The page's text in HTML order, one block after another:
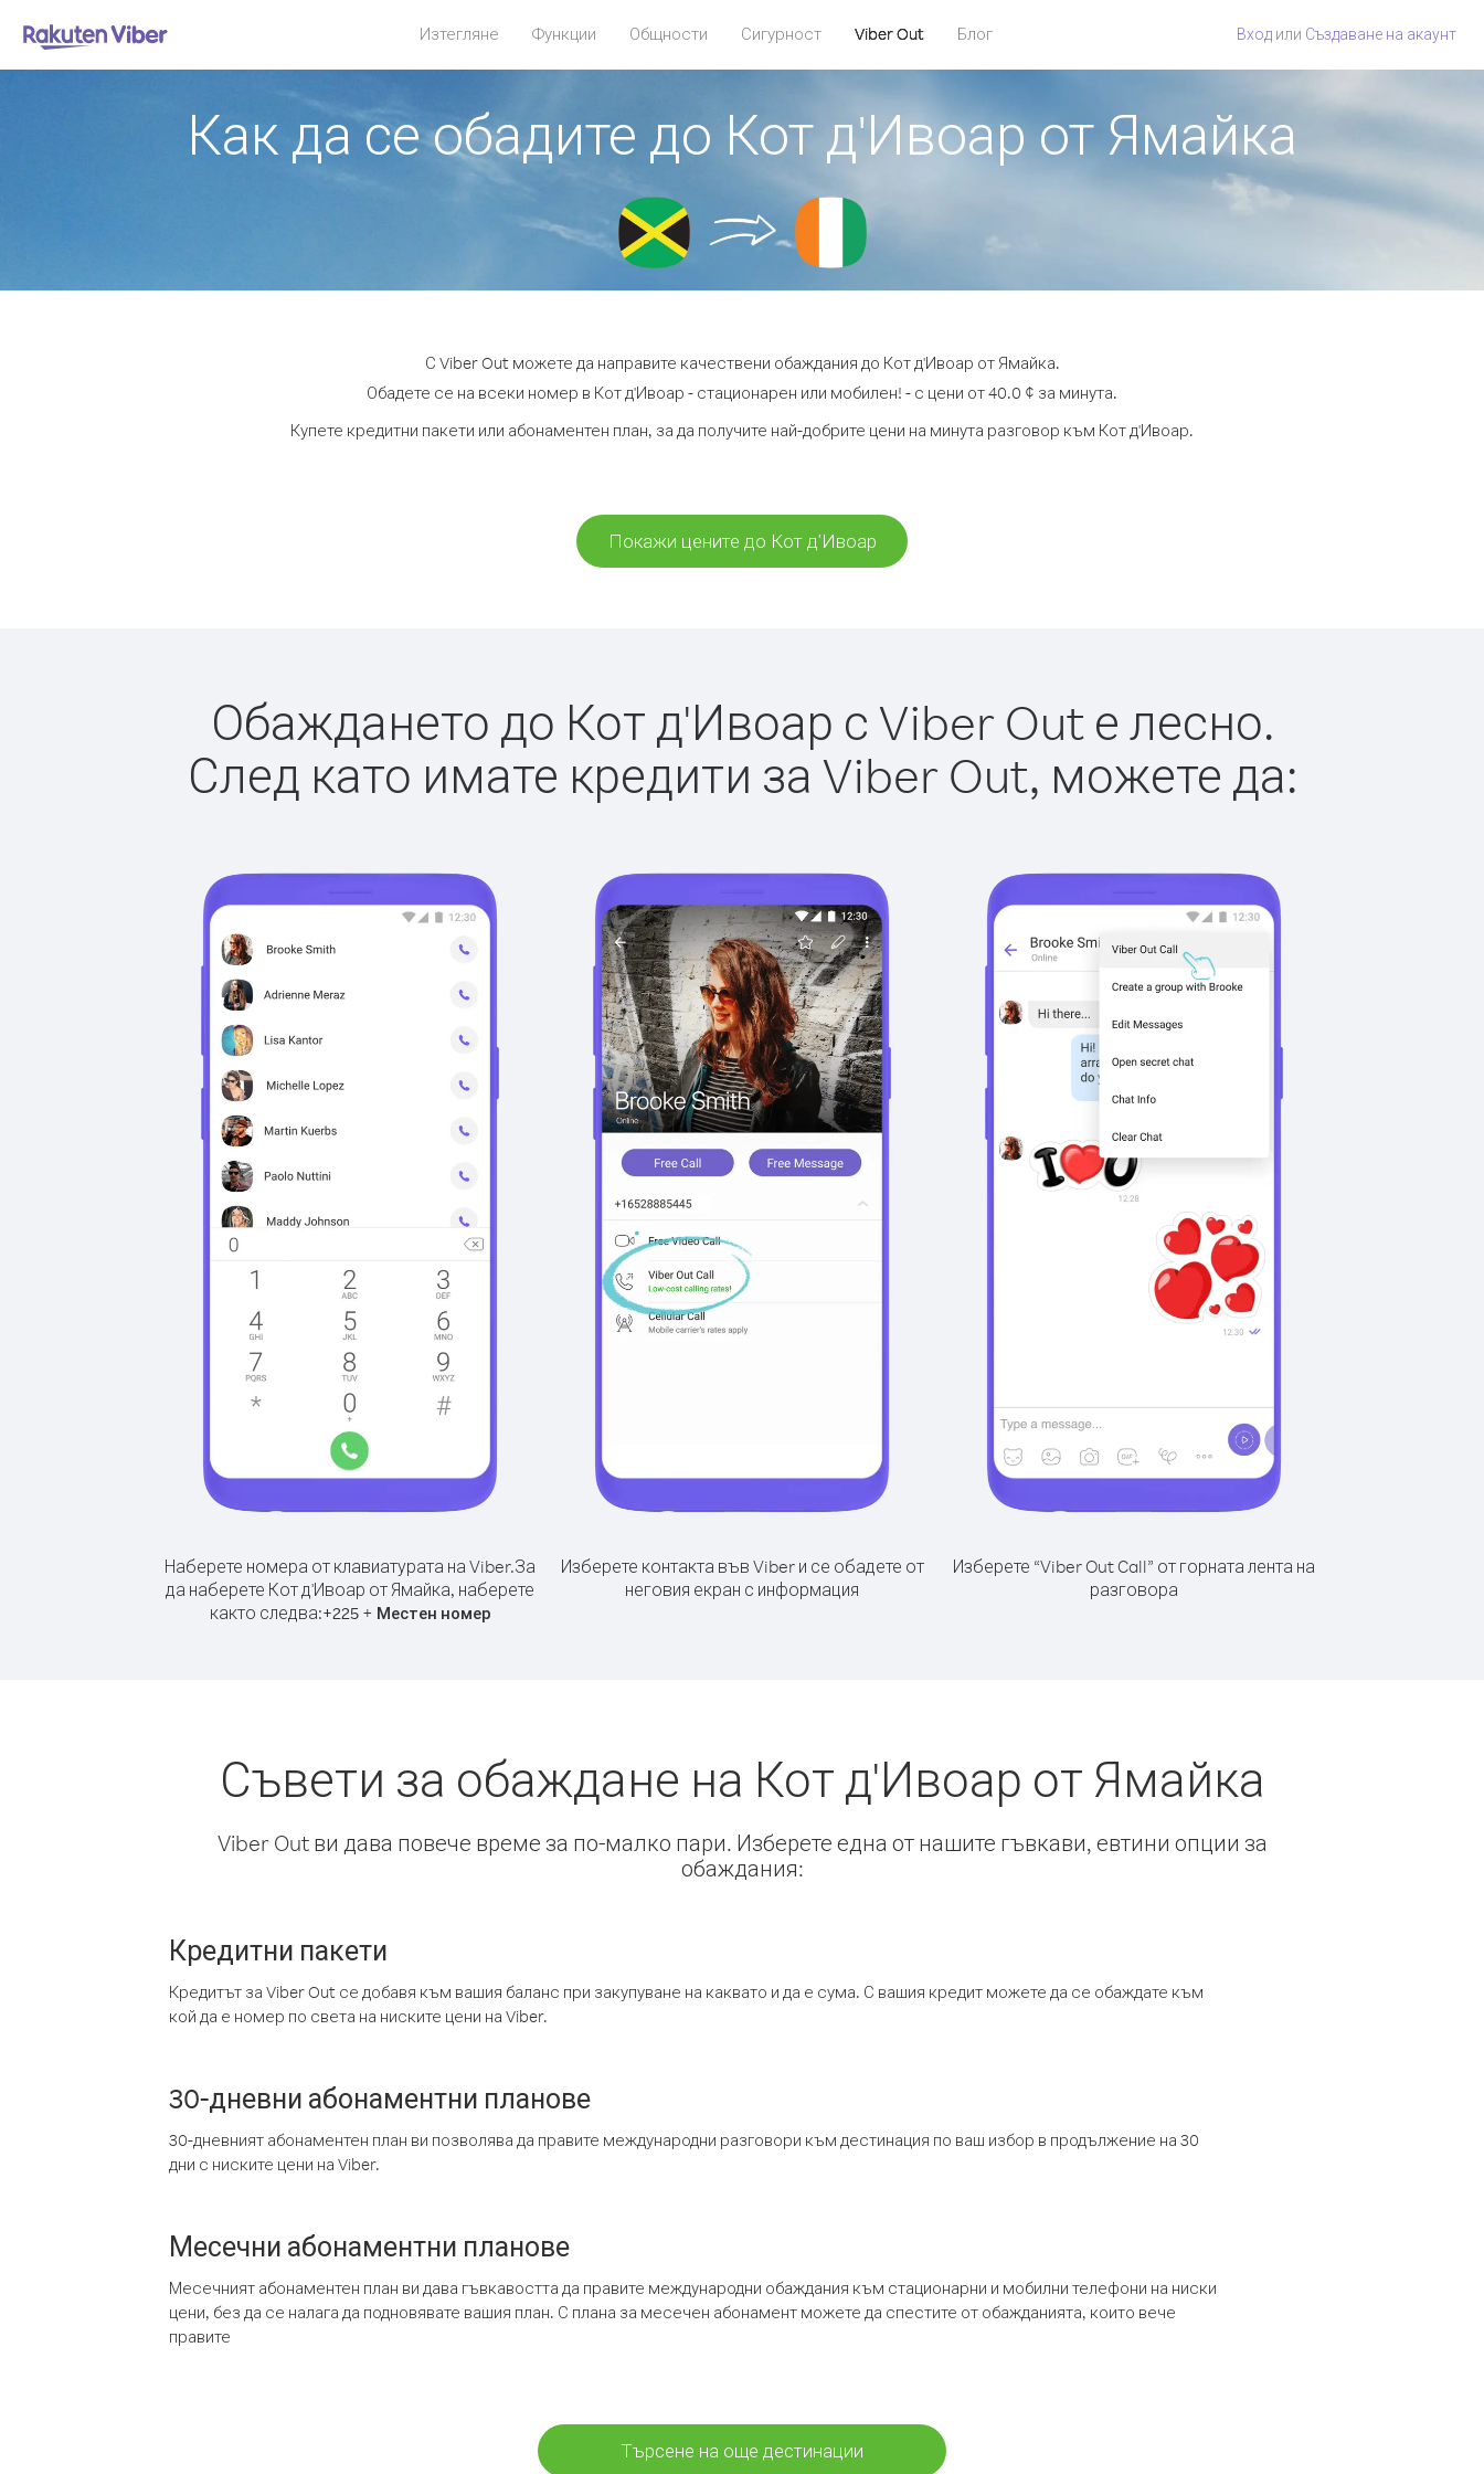
Изтегляне Функции Общности Сигурност Viber Out Блог Вход или Създаване на акаунт
Как да се обадите до Кот д'Ивоар от Ямайка
С Viber Out можете да направите качествени обаждания до Кот д'Ивоар от Ямайка.
Обадете се на всеки номер в Кот д'Ивоар - стационарен или мобилен! - с цени от 40.0 ¢ за минута.
Купете кредитни пакети или абонаментен план, за да получите най-добрите цени на минута разговор към Кот д'Ивоар.
Покажи цените до Кот д'Ивоар
Обаждането до Кот д'Ивоар с Viber Out е лесно.
След като имате кредити за Viber Out, можете да:
Наберете номера от клавиатурата на Viber.За
да наберете Кот д'Ивоар от Ямайка, наберете
както следва:+225+ Местен номер
Изберете контакта във Viber и се обадете от
неговия екран с информация
Изберете “Viber Out Call” от горната лента на
разговора
Съвети за обаждане на Кот д'Ивоар от Ямайка
Viber Out ви дава повече време за по-малко пари. Изберете една от нашите гъвкави, евтини опции за
обаждания:
Кредитни пакети
Кредитът за Viber Out се добавя към вашия баланс при закупуване на каквато и да е сума. С вашия кредит можете да се обаждате към
кой да е номер по света на ниските цени на Viber.
30-дневни абонаментни планове
30-дневният абонаментен план ви позволява да правите международни разговори към дестинация по ваш избор в продължение на 30
дни с ниските цени на Viber.
Месечни абонаментни планове
Месечният абонаментен план ви дава гъвкавостта да правите международни обаждания към стационарни и мобилни телефони на ниски
цени, без да се налага да подновявате вашия план. С плана за месечен абонамент можете да спестите от обажданията, които вече
правите
Търсене на още дестинации